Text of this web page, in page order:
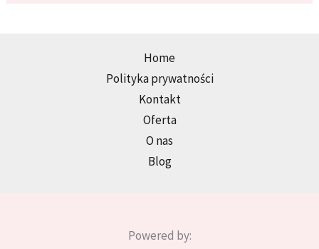
Home
Polityka prywatności
Kontakt
Oferta
O nas
Blog
Powered by: